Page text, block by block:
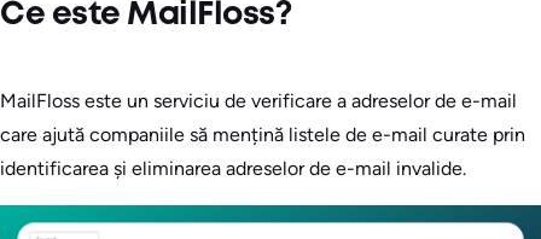
Ce este MailFloss?
MailFloss este un serviciu de verificare a adreselor de e-mail
care ajută companiile să mențină listele de e-mail curate prin
identificarea și eliminarea adreselor de e-mail invalide.